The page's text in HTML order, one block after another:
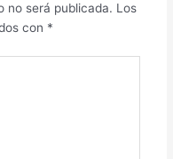
no será publicada. Los
con *